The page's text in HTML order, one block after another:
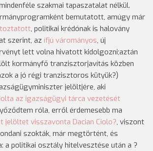
szakmai tapaszatalat nélkül.
bemutatott, amúgy már
, politikai krédónak is halovány
szerint, az ífjú várományos, új
lett volna hivatott kidolgozni;aztán
kormányfő tranzisztorjavítás közben
a jó régi tranzisztoros kütyük?)
jelöltjére, aki
az igazságügyi tárca vezetését
róla, erről érdemesebb ma
jelöltet visszavonta Dacian Ciolo?, viszont
szokták, már megtörtént, és
a politikai osztály hitelvesztése után a ?